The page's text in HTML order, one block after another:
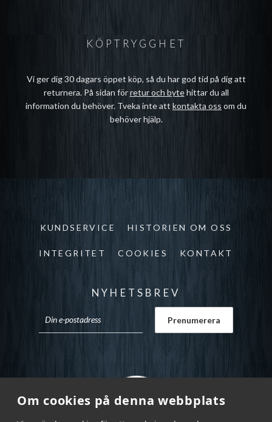
Om cookies på denna webbplats
KÖPTRYGGHET
Vi ger dig 30 dagars öppet köp, så du har god tid på dig att
returnera. På sidan förretur och bytehittar du all
information du behöver. Tveka inte att kontakta oss om du
behöver hjälp.
KUNDSERVICE HISTORIEN OM OSS
INTEGRITET COOKIES KONTAKT
NYHETSBREV